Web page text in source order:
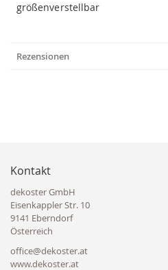
größenverstellbar
Rezensionen
Kontakt
dekoster GmbH
Eisenkappler Str. 10
9141 Eberndorf
Österreich
office@dekoster.at
www.dekoster.at